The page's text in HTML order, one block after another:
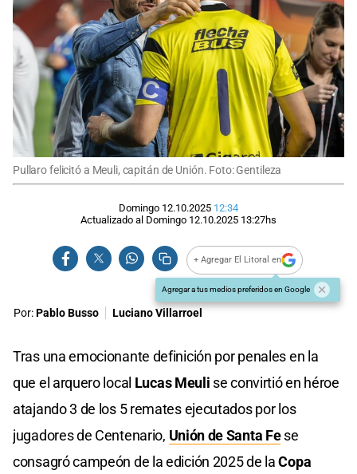
Pullaro felicitó a Meuli, capitán de Unión. Foto: Gentileza
Domingo 12.10.2025 12:34
Actualizado al Domingo 12.10.2025 13:27hs
+ Agregar El Litoral en
Agregar a tus medios preferidos en Google
Por:Pablo Busso Luciano Villarroel
Tras una emocionante definición por penales en la
que el arquero local Lucas Meuli se convirtió en héroe
atajando 3 de los 5 remates ejecutados por los
jugadores de Centenario, Unión de Santa Fese
consagró campeón de la edición 2025 de laCopa